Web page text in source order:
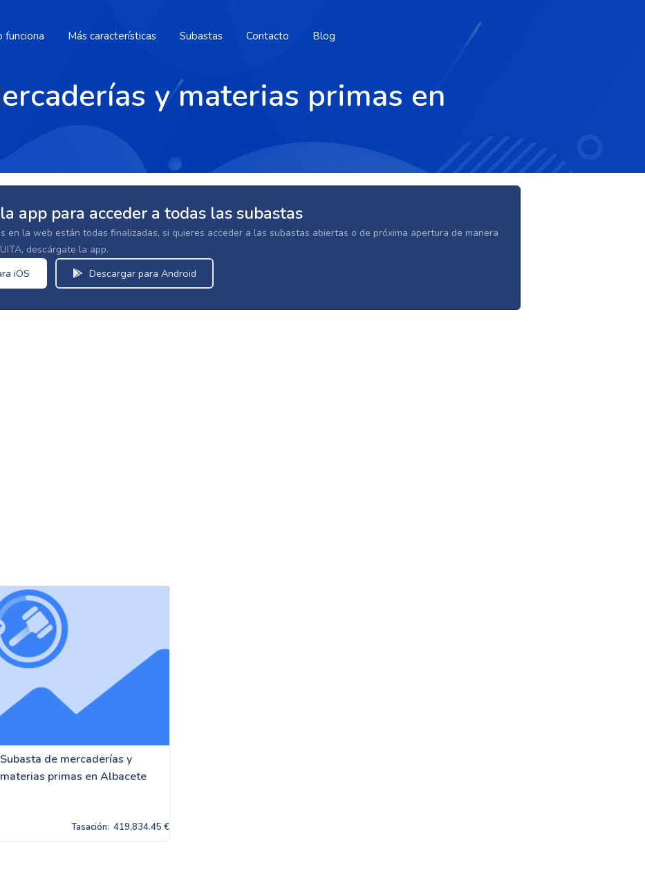
funciona Más características Subastas Contacto Blog
y materias primas en
app para acceder a todas las subastas
en la web están todas finalizadas, si quieres acceder a las subastas abiertas o de próxima apertura de manera
descárgate la app.
iOS Descargar para Android
Subasta de mercaderías y
materias primas en Albacete
Tasación: 419,834.45 €